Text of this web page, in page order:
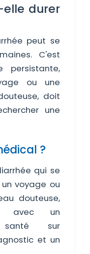
durer
peut se
C'est
persistante,
ou une
doit
une
?
qui se
voyage ou
douteuse,
avec un
santé sur
et un